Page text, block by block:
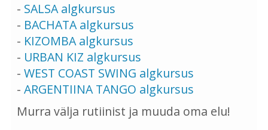
- SALSA algkursus
- BACHATA algkursus
- KIZOMBA algkursus
- URBAN KIZ algkursus
- WEST COAST SWING algkursus
- ARGENTIINA TANGO algkursus
Murra välja rutiinist ja muuda oma elu!